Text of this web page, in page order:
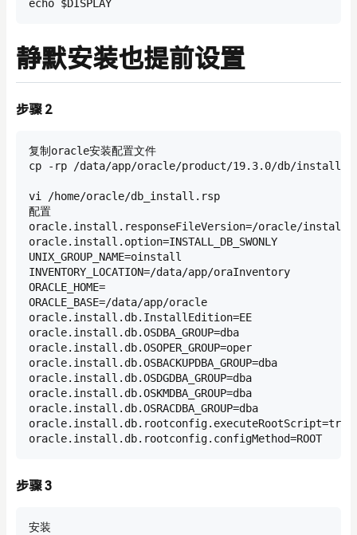
echo $DISPLAY
静默安装也提前设置
步骤 2
复制oracle安装配置文件
cp -rp /data/app/oracle/product/19.3.0/db/install/
vi /home/oracle/db_install.rsp
配置
oracle.install.responseFileVersion=/oracle/install/
oracle.install.option=INSTALL_DB_SWONLY
UNIX_GROUP_NAME=oinstall
INVENTORY_LOCATION=/data/app/oraInventory
ORACLE_HOME=
ORACLE_BASE=/data/app/oracle
oracle.install.db.InstallEdition=EE
oracle.install.db.OSDBA_GROUP=dba
oracle.install.db.OSOPER_GROUP=oper
oracle.install.db.OSBACKUPDBA_GROUP=dba
oracle.install.db.OSDGDBA_GROUP=dba
oracle.install.db.OSKMDBA_GROUP=dba
oracle.install.db.OSRACDBA_GROUP=dba
oracle.install.db.rootconfig.executeRootScript=true
oracle.install.db.rootconfig.configMethod=ROOT
步骤 3
安装